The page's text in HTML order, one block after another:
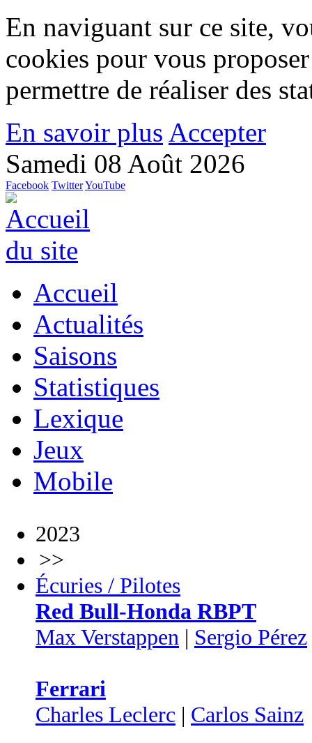
En naviguant sur ce site,
cookies pour vous
permettre de réaliser des
En savoir plus Accepter
Samedi 08 Août 2026
Facebook TwitterYouTube
Accueil
Actualités
Saisons
Statistiques
Lexique
Jeux
Mobile
2023
>>
Écuries / Pilotes
Red Bull-Honda RBPT
Max Verstappen | Sergio Pérez
Ferrari
Charles Leclerc | Carlos Sainz